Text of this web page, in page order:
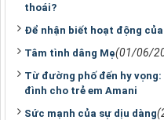
thoái?
Để nhận biết hoạt động
Tâm tình dâng Mẹ(01/06/
Từ đường phố đến hy
đình cho trẻ em Amani
Sức mạnh của sự dịu dàng